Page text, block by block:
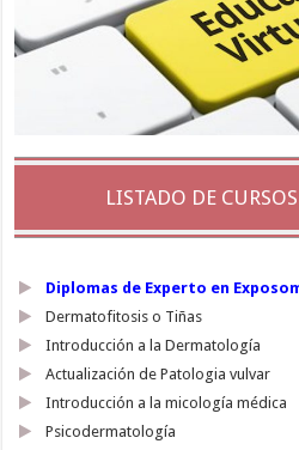
LISTADO DE
Diplomas de Experto en
Dermatofitosis o Tiñas
Introducción a la Dermatología
Actualización de Patologia vulvar
Introducción a la micología médica
Psicodermatología